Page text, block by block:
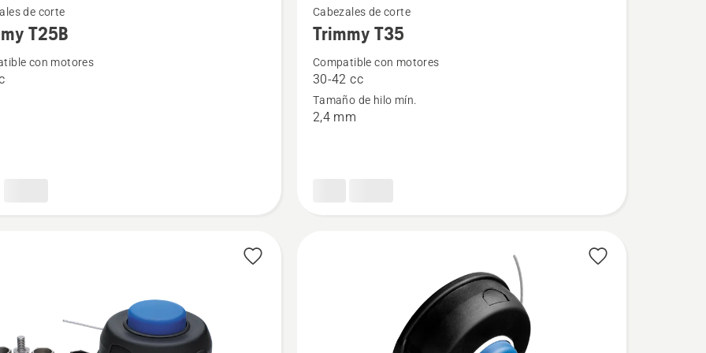
de corte
T25B
con motores
más
detalles
sobre
T35
Cabezales de corte
Trimmy T35
Compatible con motores
30-42 cc
Tamaño de hilo mín.
2,4 mm